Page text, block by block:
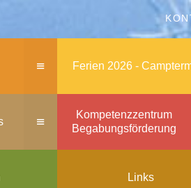
≡ Ferien 2026 -
≡
Kompetenzzentrum
Begabungsförderung
Links